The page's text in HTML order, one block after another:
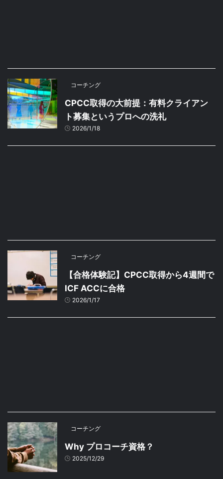
コーチング
CPCC取得の大前提：有料クライアン
ト募集というプロへの洗礼
2026/1/18
コーチング
【合格体験記】CPCC取得から4週間で
ICF ACCに合格
2026/1/17
コーチング
Why プロコーチ資格？
2025/12/29